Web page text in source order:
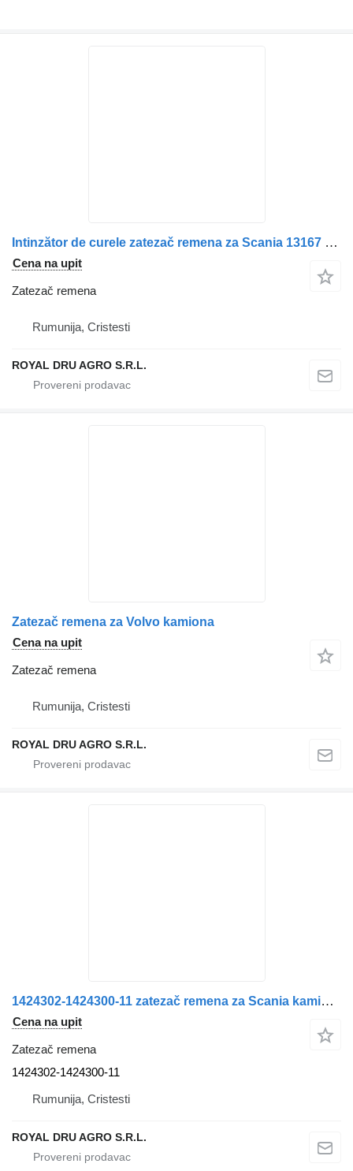
Intinzător de curele zatezač remena za Scania 13167 kamiona
Cena na upit
Zatezač remena
Rumunija, Cristesti
ROYAL DRU AGRO S.R.L.
Zatezač remena za Volvo kamiona
Cena na upit
Zatezač remena
Rumunija, Cristesti
ROYAL DRU AGRO S.R.L.
1424302-1424300-11 zatezač remena za Scania kamiona
Cena na upit
Zatezač remena
1424302-1424300-11
Rumunija, Cristesti
ROYAL DRU AGRO S.R.L.